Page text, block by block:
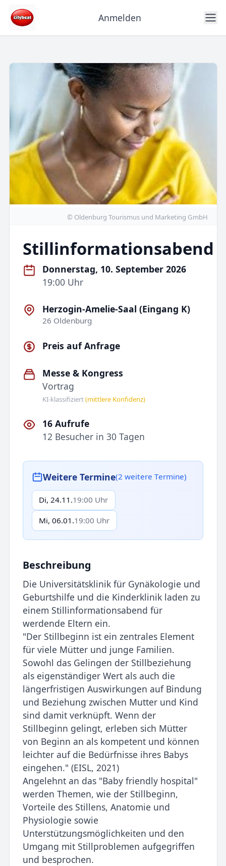
Anmelden
© Oldenburg Tourismus und Marketing GmbH
Stillinformationsabend
Donnerstag, 10. September 2026
19:00 Uhr
Herzogin-Amelie-Saal (Eingang K)
26 Oldenburg
Preis auf Anfrage
Messe & Kongress
Vortrag
KI-klassifiziert(mittlere Konfidenz)
16 Aufrufe
12 Besucher in 30 Tagen
Weitere Termine(2 weitere Termine)
Di, 24.11.19:00 Uhr
Mi, 06.01.19:00 Uhr
Beschreibung
Die Universitätsklinik für Gynäkologie und
Geburtshilfe und die Kinderklinik laden zu
einem Stillinformationsabend für
werdende Eltern ein.
"Der Stillbeginn ist ein zentrales Element
für viele Mütter und junge Familien.
Sowohl das Gelingen der Stillbeziehung
als eigenständiger Wert als auch die
längerfristigen Auswirkungen auf Bindung
und Beziehung zwischen Mutter und Kind
sind damit verknüpft. Wenn der
Stillbeginn gelingt, erleben sich Mütter
von Beginn an als kompetent und können
leichter auf die Bedürfnisse ihres Babys
eingehen." (EISL, 2021)
Angelehnt an das "Baby friendly hospital"
werden Themen, wie der Stillbeginn,
Vorteile des Stillens, Anatomie und
Physiologie sowie
Unterstützungsmöglichkeiten und den
Umgang mit Stillproblemen aufgegriffen
und besprochen.